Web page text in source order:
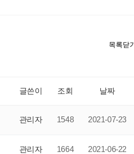
목록닫
글쓴이 조회 날짜
관리자 1548 2021-07-23
관리자 1664 2021-06-22